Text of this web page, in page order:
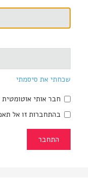
שכחתי את סיסמתי
חבר אותי
בהתחברות זו אל